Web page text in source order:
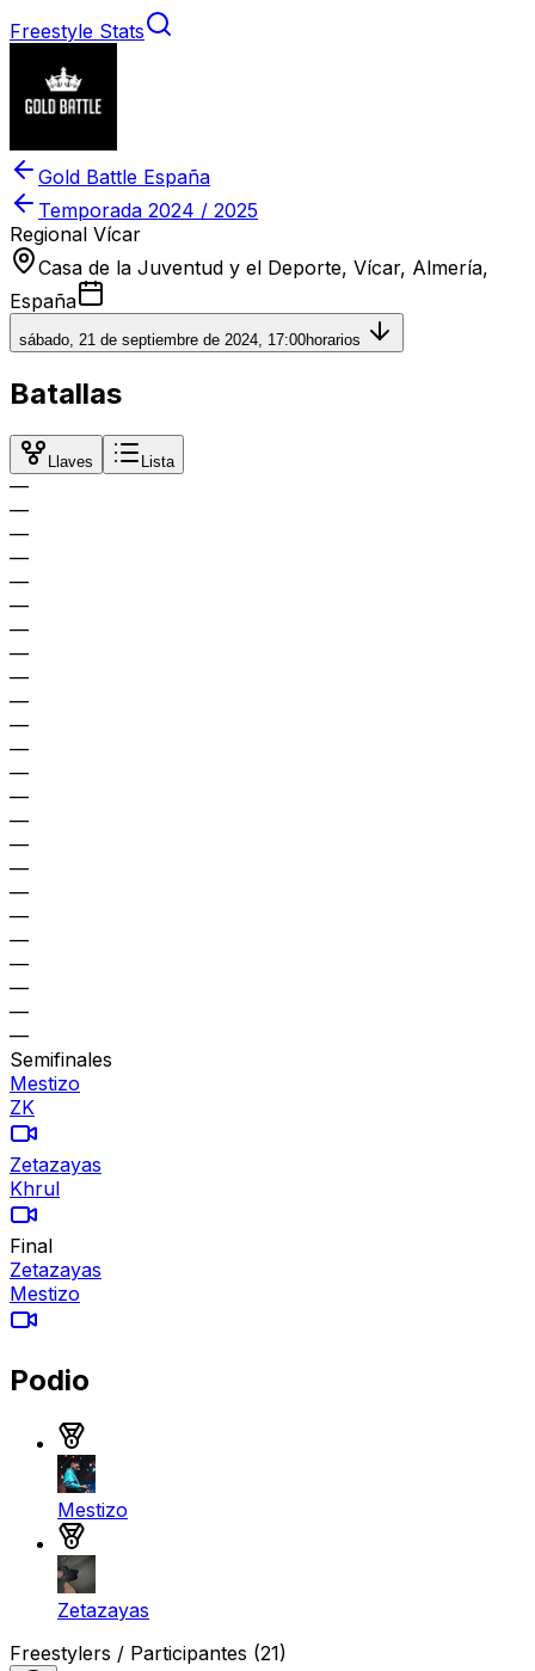
Freestyle Stats
Gold Battle España
Temporada 2024 / 2025
Regional Vícar
Casa de la Juventud y el Deporte, Vícar, Almería,
España
sábado, 21 de septiembre de 2024, 17:00horarios
Batallas
Llaves Lista
—
—
—
—
—
—
—
—
—
—
—
—
—
—
—
—
—
—
—
—
—
—
—
—
Semifinales
Mestizo
ZK
Zetazayas
Khrul
Final
Zetazayas
Mestizo
Podio
Mestizo
Zetazayas
Freestylers / Participantes (21)